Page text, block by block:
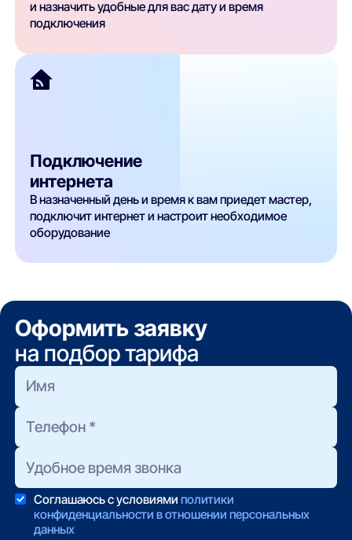
и назначить удобные для вас дату и время
подключения
Подключение
интернета
В назначенный день и время к вам приедет мастер,
подключит интернет и настроит необходимое
оборудование
Оформить заявку
на подбор тарифа
Соглашаюсь с условиями политики
конфиденциальности в отношении персональных
данных